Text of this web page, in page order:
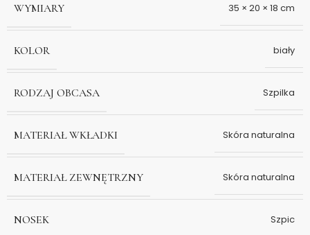
WYMIARY 35 × 20 × 18 cm
KOLOR biały
RODZAJ OBCASA Szpilka
MATERIAŁ WKŁADKI Skóra naturalna
MATERIAŁ ZEWNĘTRZNY Skóra naturalna
NOSEK Szpic